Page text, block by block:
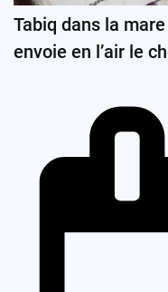
Tabiq dans la
envoie en l’air le